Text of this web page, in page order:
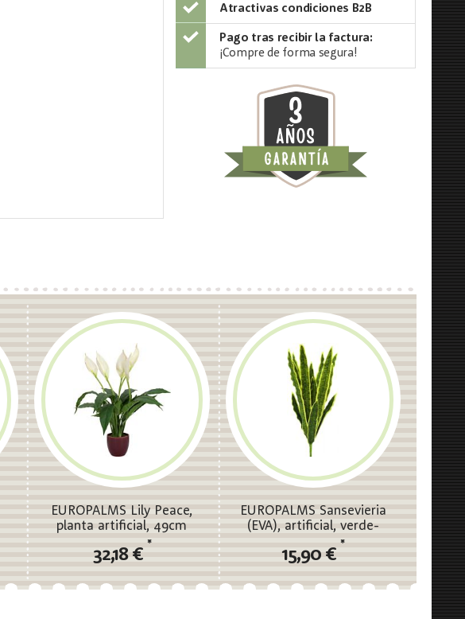
Atractivas condiciones B2B
Pago tras recibir la factura:
¡Compre de forma segura!
EUROPALMS Lily Peace,
planta artificial, 49cm
32,18 €
*
EUROPALMS Sansevieria
(EVA), artificial, verde-
amarillo, 60cm
15,90 €
*